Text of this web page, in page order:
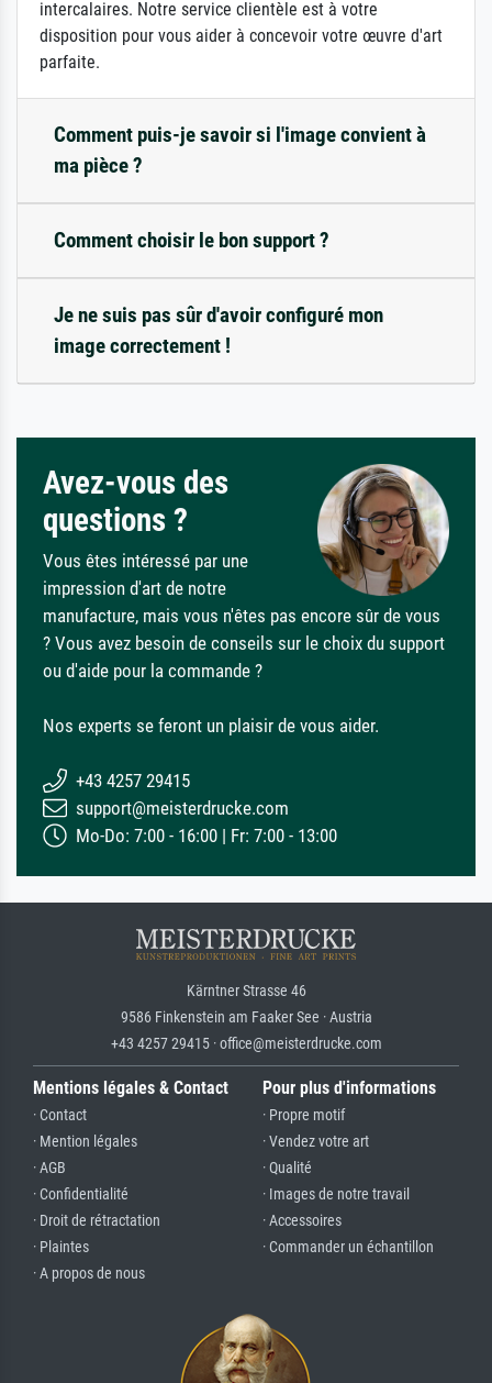
intercalaires. Notre service clientèle est à votre
disposition pour vous aider à concevoir votre œuvre d'art
parfaite.
Comment puis-je savoir si l'image convient à
ma pièce ?
Comment choisir le bon support ?
Je ne suis pas sûr d'avoir configuré mon
image correctement !
Avez-vous des
questions ?
Vous êtes intéressé par une
impression d'art de notre
manufacture, mais vous n'êtes pas encore sûr de vous
? Vous avez besoin de conseils sur le choix du support
ou d'aide pour la commande ?
Nos experts se feront un plaisir de vous aider.
+43 4257 29415
support@meisterdrucke.com
Mo-Do: 7:00 - 16:00 | Fr: 7:00 - 13:00
Kärntner Strasse 46
9586 Finkenstein am Faaker See · Austria
+43 4257 29415 · office@meisterdrucke.com
Mentions légales & Contact
· Contact
· Mention légales
· AGB
· Confidentialité
· Droit de rétractation
· Plaintes
· A propos de nous
Pour plus d'informations
· Propre motif
· Vendez votre art
· Qualité
· Images de notre travail
· Accessoires
· Commander un échantillon